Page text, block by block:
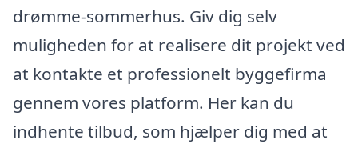
drømme-sommerhus. Giv dig selv
muligheden for at realisere dit projekt ved
at kontakte et professionelt byggefirma
gennem vores platform. Her kan du
indhente tilbud, som hjælper dig med at